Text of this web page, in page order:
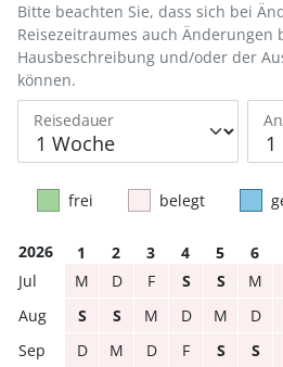
Reisedauer
Bitte beachten Sie, dass sich bei
Reisezeitraumes auch Änderungen
Hausbeschreibung und/oder der
können.
frei belegt
2026 1 2 3 4 5 6
M
D F S S M
S
S M D M D
D
M D F S S